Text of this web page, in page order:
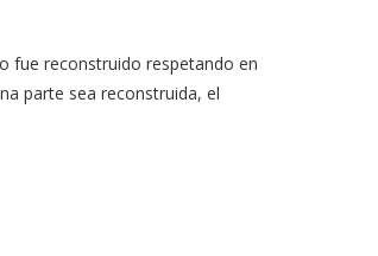
fue reconstruido respetando en
parte sea reconstruida, el